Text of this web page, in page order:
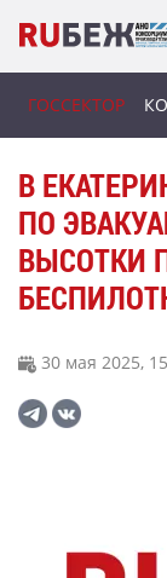
ГОССЕКТОР
В
ПО
ВЫСОТКИ
30 мая 2025,